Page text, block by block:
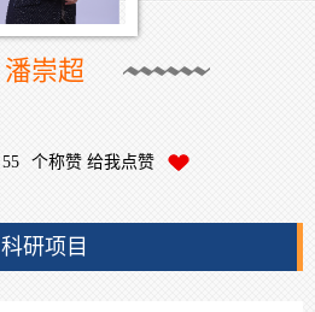
潘崇超
55 个称赞 给我点赞
科研项目